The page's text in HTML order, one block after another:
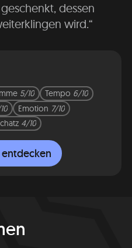
dessen
wird.“
5/10 Tempo 6/10
Emotion 7/10
4/10